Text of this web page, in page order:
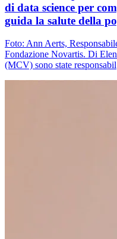
di data science per
guida la salute della
Foto: Ann Aerts,
Fondazione Novartis. Di
(MCV) sono state responsabil